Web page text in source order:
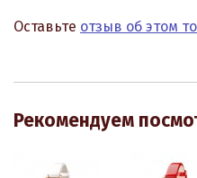
Оставьте отзыв об этом
Рекомендуем